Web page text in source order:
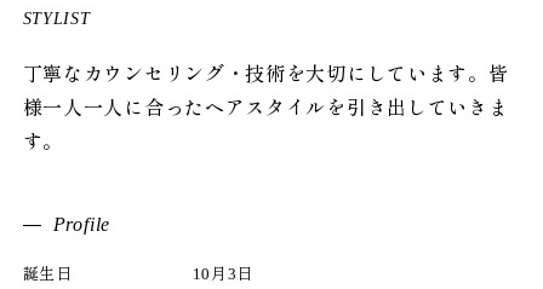
STYLIST
丁寧なカウンセリング・技術を大切にしています。皆
様一人一人に合ったヘアスタイルを引き出していきま
す。
Profile
誕生日
10月3日